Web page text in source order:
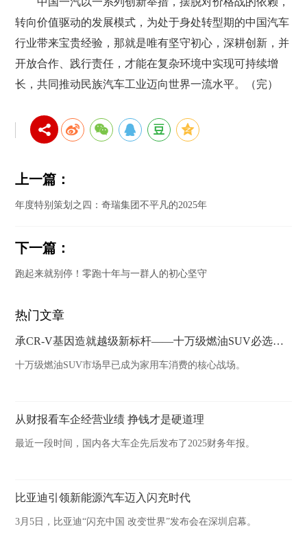
转向价值驱动的发展模式，为处于身处转型期的中国汽车
行业带来宝贵经验，那就是唯有坚守初心，深耕创新，并
开放合作、践行责任，才能在复杂环境中实现可持续增
长，共同推动民族汽车工业迈向世界一流水平。（完）
上一篇：
年度特别策划之四：奇瑞集团不平凡的2025年
下一篇：
跑起来就别停！零跑十年与一群人的初心坚守
热门文章
承CR-V基因造就越级新标杆——十万级燃油SUV必选HR-V
十万级燃油SUV市场早已成为家用车消费的核心战场。
从财报看车企经营业绩 挣钱才是硬道理
最近一段时间，国内各大车企先后发布了2025财务年报。
比亚迪引领新能源汽车迈入闪充时代
3月5日，比亚迪“闪充中国 改变世界”发布会在深圳启幕。